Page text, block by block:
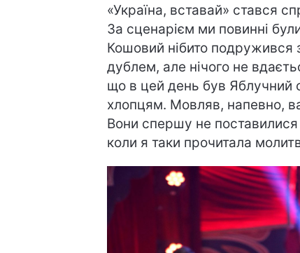
«Україна, вставай» стався
За сценарієм ми повинні
Кошовий нібито подружився
дублем, але нічого не
що в цей день був Яблучний
хлопцям. Мовляв, напевно,
Вони спершу не поставилися
коли я таки прочитала